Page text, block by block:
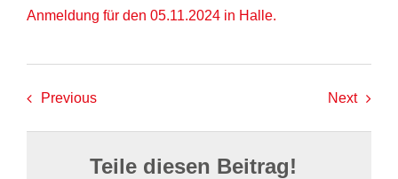
Anmeldung für den 05.11.2024 in Halle.
Previous Next
Teile diesen Beitrag!